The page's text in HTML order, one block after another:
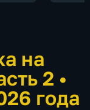
на
2 •
года